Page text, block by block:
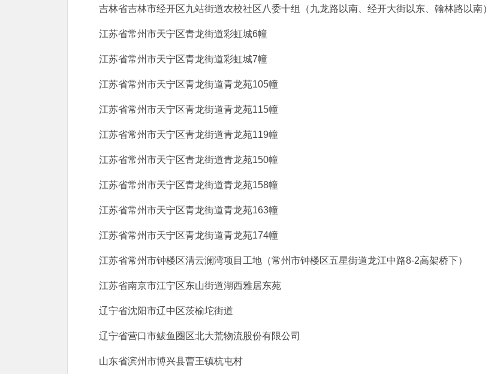
吉林省吉林市经开区九站街道农校社区八委十组（九龙路以南、经开大街以东、翰林路以南）
江苏省常州市天宁区青龙街道彩虹城6幢
江苏省常州市天宁区青龙街道彩虹城7幢
江苏省常州市天宁区青龙街道青龙苑105幢
江苏省常州市天宁区青龙街道青龙苑115幢
江苏省常州市天宁区青龙街道青龙苑119幢
江苏省常州市天宁区青龙街道青龙苑150幢
江苏省常州市天宁区青龙街道青龙苑158幢
江苏省常州市天宁区青龙街道青龙苑163幢
江苏省常州市天宁区青龙街道青龙苑174幢
江苏省常州市钟楼区清云澜湾项目工地（常州市钟楼区五星街道龙江中路8-2高架桥下）
江苏省南京市江宁区东山街道湖西雅居东苑
辽宁省沈阳市辽中区茨榆坨街道
辽宁省营口市鲅鱼圈区北大荒物流股份有限公司
山东省滨州市博兴县曹王镇杭屯村